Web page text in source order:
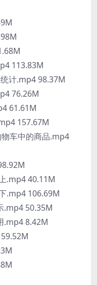
113.83M
计.mp4 98.37M
76.26M
61.61M
157.67M
车中的商品.mp4
.mp4 40.11M
.mp4 106.69M
.mp4 50.35M
.mp4 8.42M